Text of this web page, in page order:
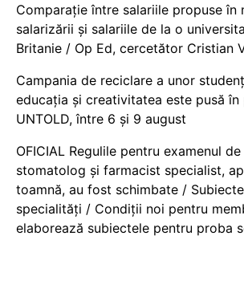
Comparație între salariile propuse în
salarizării și salariile de la o
Britanie / Op Ed, cercetător Cristian
Campania de reciclare a unor
educația și creativitatea este pusă în
UNTOLD, între 6 și 9 august
OFICIAL Regulile pentru examenul
stomatolog și farmacist specialist,
toamnă, au fost schimbate /
specialități / Condiții noi pentru
elaborează subiectele pentru proba